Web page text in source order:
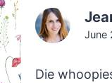
June
Die